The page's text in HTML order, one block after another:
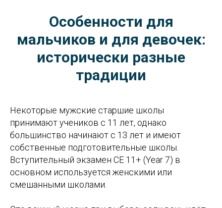
Особенности для
мальчиков и для девочек:
исторически разные
традиции
Некоторые мужские старшие школы
принимают учеников с 11 лет, однако
большинство начинают с 13 лет и имеют
собственные подготовительные школы.
Вступительный экзамен CE 11+ (Year 7) в
основном используется женскими или
смешанными школами.